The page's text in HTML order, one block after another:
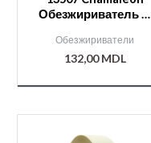
Обезжириватель —
Обезжириватели
132,00MDL